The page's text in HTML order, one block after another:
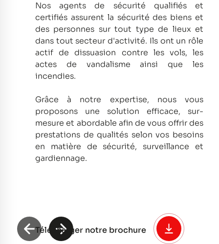
Nos agents de sécurité qualifiés et
certifiés assurent la sécurité des biens et
des personnes sur tout type de lieux et
dans tout secteur d'activité. Ils ont un rôle
actif de dissuasion contre les vols, les
actes de vandalisme ainsi que les
incendies.
Grâce à notre expertise, nous vous
proposons une solution efficace, sur-
mesure et abordable afin de vous offrir des
prestations de qualités selon vos besoins
en matière de sécurité, surveillance et
gardiennage.
Télécharger notre brochure